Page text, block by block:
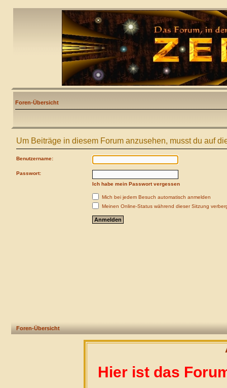
Foren-Übersicht
Um Beiträge in diesem Forum anzusehen, musst du auf
Benutzername:
Passwort:
Ich habe mein Passwort vergessen
Mich bei jedem Besuch automatisch anmelden
Meinen Online-Status während dieser Sitzung
Foren-Übersicht
Hier ist das